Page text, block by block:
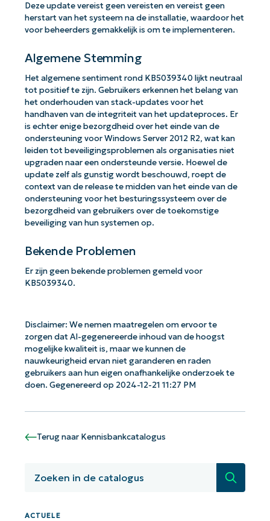
Deze update vereist geen vereisten en vereist geen
herstart van het systeem na de installatie, waardoor het
voor beheerders gemakkelijk is om te implementeren.
Algemene Stemming
Het algemene sentiment rond KB5039340 lijkt neutraal
tot positief te zijn. Gebruikers erkennen het belang van
het onderhouden van stack-updates voor het
handhaven van de integriteit van het updateproces. Er
is echter enige bezorgdheid over het einde van de
ondersteuning voor Windows Server 2012 R2, wat kan
leiden tot beveiligingsproblemen als organisaties niet
upgraden naar een ondersteunde versie. Hoewel de
update zelf als gunstig wordt beschouwd, roept de
context van de release te midden van het einde van de
ondersteuning voor het besturingssysteem over de
bezorgdheid van gebruikers over de toekomstige
beveiliging van hun systemen op.
Bekende Problemen
Er zijn geen bekende problemen gemeld voor
KB5039340.
Disclaimer: We nemen maatregelen om ervoor te
zorgen dat AI-gegenereerde inhoud van de hoogst
mogelijke kwaliteit is, maar we kunnen de
nauwkeurigheid ervan niet garanderen en raden
gebruikers aan hun eigen onafhankelijke onderzoek te
doen. Gegenereerd op 2024-12-21 11:27 PM
Terug naar Kennisbankcatalogus
Zoeken
ACTUELE
Aan de slag met NinjaOne AI-
last